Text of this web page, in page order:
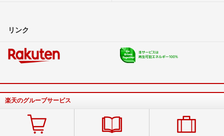
リンク
楽天のグループサービス